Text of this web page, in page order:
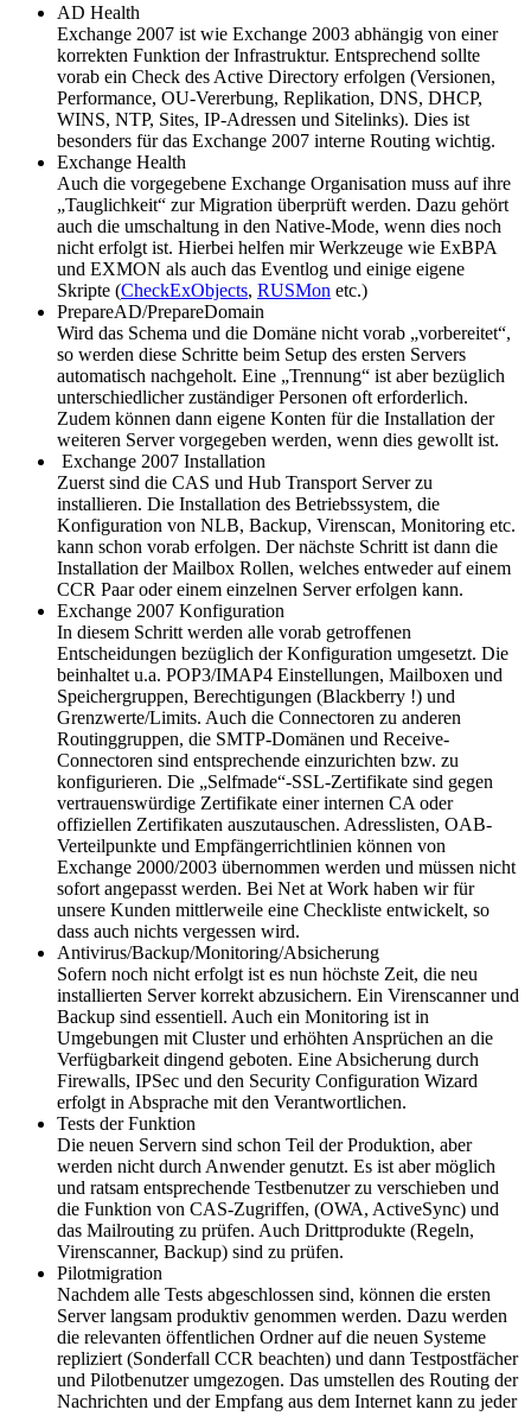
AD Health
Exchange 2007 ist wie Exchange 2003 abhängig von einer
korrekten Funktion der Infrastruktur. Entsprechend sollte
vorab ein Check des Active Directory erfolgen (Versionen,
Performance, OU-Vererbung, Replikation, DNS, DHCP,
WINS, NTP, Sites, IP-Adressen und Sitelinks). Dies ist
besonders für das Exchange 2007 interne Routing wichtig.
Exchange Health
Auch die vorgegebene Exchange Organisation muss auf ihre
„Tauglichkeit“ zur Migration überprüft werden. Dazu gehört
auch die umschaltung in den Native-Mode, wenn dies noch
nicht erfolgt ist. Hierbei helfen mir Werkzeuge wie ExBPA
und EXMON als auch das Eventlog und einige eigene
Skripte (CheckExObjects, RUSMon etc.)
PrepareAD/PrepareDomain
Wird das Schema und die Domäne nicht vorab „vorbereitet“,
so werden diese Schritte beim Setup des ersten Servers
automatisch nachgeholt. Eine „Trennung“ ist aber bezüglich
unterschiedlicher zuständiger Personen oft erforderlich.
Zudem können dann eigene Konten für die Installation der
weiteren Server vorgegeben werden, wenn dies gewollt ist.
Exchange 2007 Installation
Zuerst sind die CAS und Hub Transport Server zu
installieren. Die Installation des Betriebssystem, die
Konfiguration von NLB, Backup, Virenscan, Monitoring etc.
kann schon vorab erfolgen. Der nächste Schritt ist dann die
Installation der Mailbox Rollen, welches entweder auf einem
CCR Paar oder einem einzelnen Server erfolgen kann.
Exchange 2007 Konfiguration
In diesem Schritt werden alle vorab getroffenen
Entscheidungen bezüglich der Konfiguration umgesetzt. Die
beinhaltet u.a. POP3/IMAP4 Einstellungen, Mailboxen und
Speichergruppen, Berechtigungen (Blackberry !) und
Grenzwerte/Limits. Auch die Connectoren zu anderen
Routinggruppen, die SMTP-Domänen und Receive-
Connectoren sind entsprechende einzurichten bzw. zu
konfigurieren. Die „Selfmade“-SSL-Zertifikate sind gegen
vertrauenswürdige Zertifikate einer internen CA oder
offiziellen Zertifikaten auszutauschen. Adresslisten, OAB-
Verteilpunkte und Empfängerrichtlinien können von
Exchange 2000/2003 übernommen werden und müssen nicht
sofort angepasst werden. Bei Net at Work haben wir für
unsere Kunden mittlerweile eine Checkliste entwickelt, so
dass auch nichts vergessen wird.
Antivirus/Backup/Monitoring/Absicherung
Sofern noch nicht erfolgt ist es nun höchste Zeit, die neu
installierten Server korrekt abzusichern. Ein Virenscanner und
Backup sind essentiell. Auch ein Monitoring ist in
Umgebungen mit Cluster und erhöhten Ansprüchen an die
Verfügbarkeit dingend geboten. Eine Absicherung durch
Firewalls, IPSec und den Security Configuration Wizard
erfolgt in Absprache mit den Verantwortlichen.
Tests der Funktion
Die neuen Servern sind schon Teil der Produktion, aber
werden nicht durch Anwender genutzt. Es ist aber möglich
und ratsam entsprechende Testbenutzer zu verschieben und
die Funktion von CAS-Zugriffen, (OWA, ActiveSync) und
das Mailrouting zu prüfen. Auch Drittprodukte (Regeln,
Virenscanner, Backup) sind zu prüfen.
Pilotmigration
Nachdem alle Tests abgeschlossen sind, können die ersten
Server langsam produktiv genommen werden. Dazu werden
die relevanten öffentlichen Ordner auf die neuen Systeme
repliziert (Sonderfall CCR beachten) und dann Testpostfächer
und Pilotbenutzer umgezogen. Das umstellen des Routing der
Nachrichten und der Empfang aus dem Internet kann zu jeder